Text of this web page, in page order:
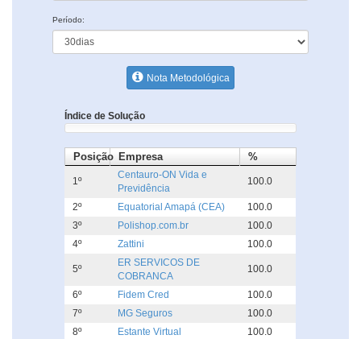
Período:
Nota Metodológica
Índice de Solução
Posição Empresa %
1º
Centauro-ON Vida e
Previdência
100.0
2º Equatorial Amapá (CEA)
100.0
3º
Polishop.com.br
100.0
4º
Zattini 100.0
5º
ER SERVICOS DE
COBRANCA
100.0
6º Fidem Cred
100.0
7º
MG Seguros
100.0
8º
Estante Virtual
100.0